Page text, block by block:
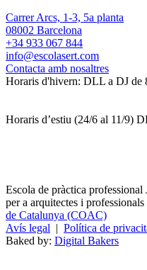
Carrer Arcs, 1-3, 5a planta
08002 Barcelona
+34 933 067 844
info@escolasert.com
Contacta amb nosaltres
Horaris d'hivern: DLL a DJ de
Horaris d’estiu (24/6 al 11/9)
Escola de pràctica
per a arquitectes i
de Catalunya (COAC)
Avís legal | Política de
Baked by: Digital Bakers